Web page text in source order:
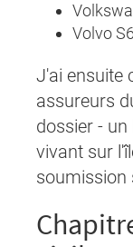
Volvo
J'ai ensuite
assureurs
dossier -
vivant sur
soumission